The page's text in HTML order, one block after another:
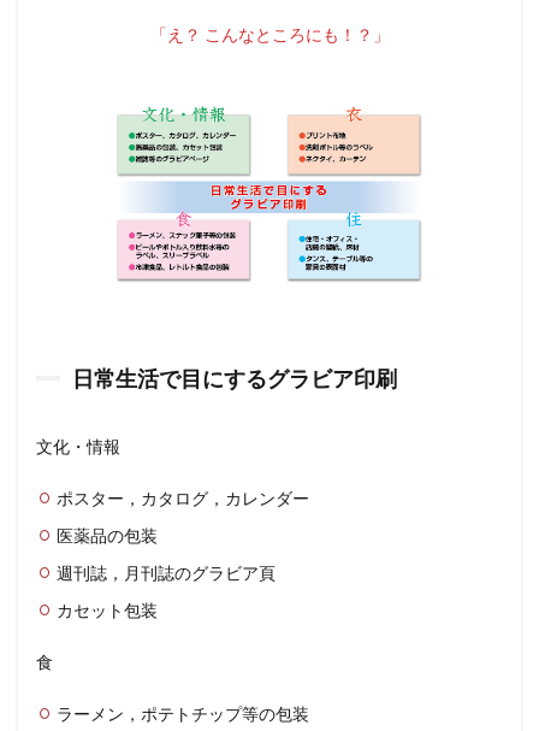
「え？ こんなところにも！？」
日常生活で目にするグラビア印刷
文化・情報
ポスター，カタログ，カレンダー
医薬品の包装
週刊誌，月刊誌のグラビア頁
カセット包装
食
ラーメン，ポテトチップ等の包装